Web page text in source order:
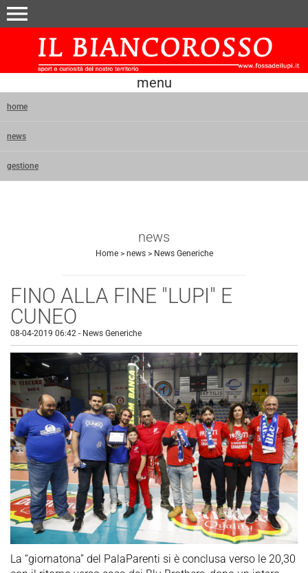
menu
menu
home
news
gestione
news
Home> news> News Generiche
FINO ALLA FINE "LUPI" E
CUNEO
08-04-2019 06:42 - News Generiche
La “giornatona” del PalaParenti si è conclusa verso le 20,30